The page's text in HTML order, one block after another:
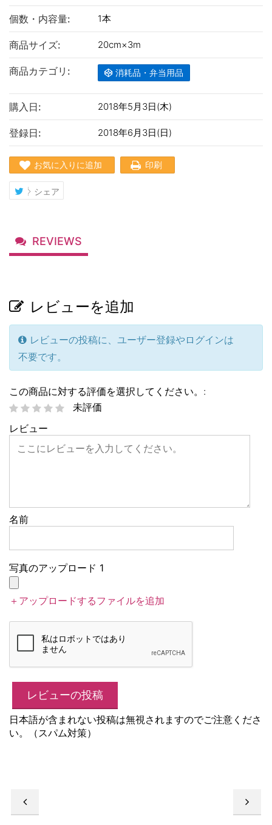
個数・内容量: 1本
商品サイズ: 20cm×3m
商品カテゴリ: 消耗品・弁当用品
購入日: 2018年5月3日(木)
登録日: 2018年6月3日(日)
お気に入りに追加 印刷
シェア
REVIEWS
レビューを追加
レビューの投稿に、ユーザー登録やログインは
不要です。
この商品に対する評価を選択してください。:
未評価
レビュー
名前
写真のアップロード 1
＋アップロードするファイルを追加
日本語が含まれない投稿は無視されますのでご注意くださ
い。（スパム対策）